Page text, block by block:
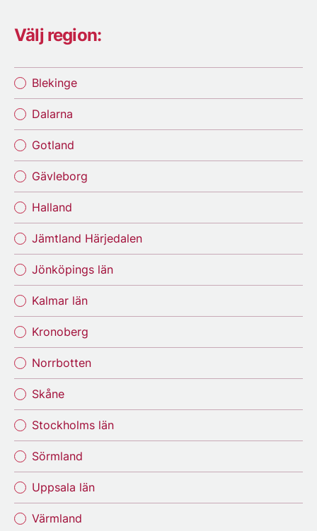
Välj region:
Blekinge
Dalarna
Gotland
Gävleborg
Halland
Jämtland Härjedalen
Jönköpings län
Kalmar län
Kronoberg
Norrbotten
Skåne
Stockholms län
Sörmland
Uppsala län
Värmland